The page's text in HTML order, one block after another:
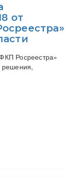
от
Росреестра»
решения,